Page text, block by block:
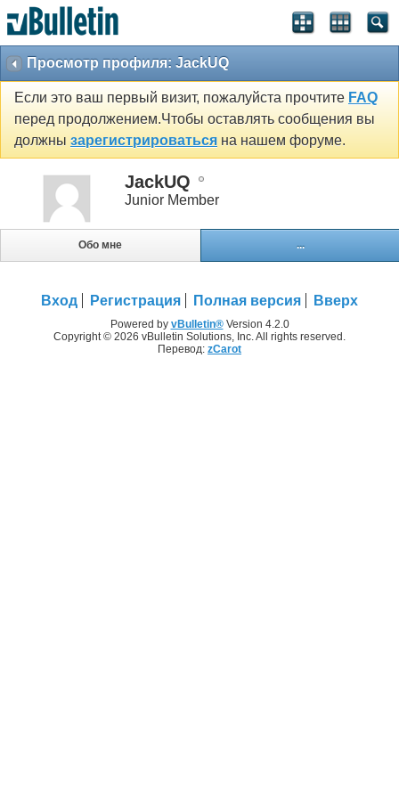
Просмотр профиля: JackUQ
Если это ваш первый визит, пожалуйста прочтите FAQ
перед продолжением.Чтобы оставлять сообщения вы
должны зарегистрироваться на нашем форуме.
JackUQ
Junior Member
Обо мне ...
Вход Регистрация Полная версия Вверх
Powered by vBulletin®Version 4.2.0
Copyright © 2026 vBulletin Solutions, Inc. All rights reserved.
Перевод: zCarot